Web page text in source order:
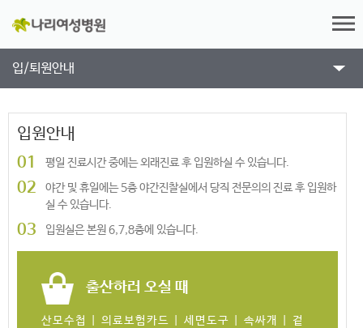
입/퇴원안내
입원안내
01
평일 진료시간 중에는 외래진료 후 입원하실 수 있습니다.
02 야간 및 휴일에는 5층 야간진찰실에서 당직 전문의의 진료 후입원하
실 수 있습니다.
03 입원실은 본원 6,7,8층에 있습니다.
출산하러 오실 때
산모수첩 | 의료보험카드 | 세면도구 | 속싸개 | 겉